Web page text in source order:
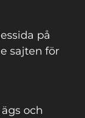
på
sajten för
och